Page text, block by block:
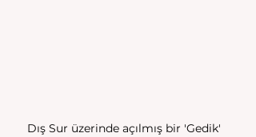
Dış Sur üzerinde açılmış bir 'Gedik'